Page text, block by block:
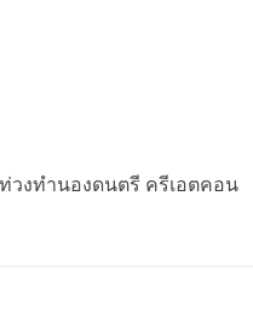
วงทำนองดนตรี ครีเอตคอน